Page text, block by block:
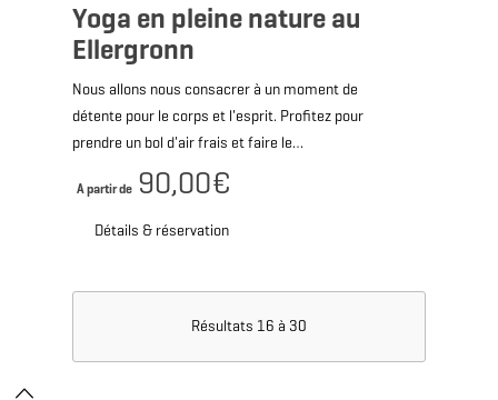
Yoga en pleine nature au
Ellergronn
Nous allons nous consacrer à un moment de
détente pour le corps et l'esprit. Profitez pour
prendre un bol d'air frais et faire le…
Détails & réservation
A partir de 90,00€
Résultats 16 à 30